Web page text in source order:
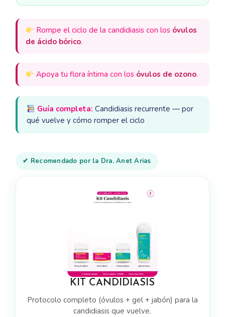
Rompe el ciclo de la candidiasis con los óvulos
de ácido bórico.
Apoya tu flora íntima con los óvulos de ozono.
Guía completa: Candidiasis recurrente — por
qué vuelve y cómo romper el ciclo
✔ Recomendado por la Dra. Anet Arias
KIT CANDIDIASIS
Protocolo completo (óvulos + gel + jabón) para la
candidiasis que vuelve.